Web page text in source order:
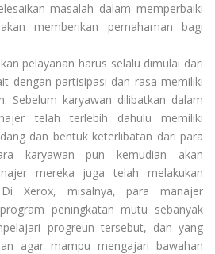
masalah dalam memperbaiki
memberikan pemahaman bagi
pelayanan harus selalu dimulai dari
dengan partisipasi dan rasa memiliki
Sebelum karyawan dilibatkan dalam
telah terlebih dahulu memiliki
dan bentuk keterlibatan dari para
karyawan pun kemudian akan
mereka juga telah melakukan
Xerox, misalnya, para manajer
peningkatan mutu sebanyak
progreun tersebut, dan yang
agar mampu mengajari bawahan